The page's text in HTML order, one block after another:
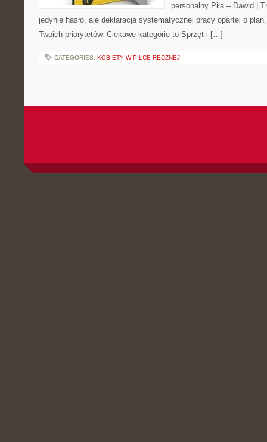
personalny Piła – Dawid |
jedynie hasło, ale deklaracja systematycznej pracy opartej o
Twoich priorytetów. Ciekawe kategorie to Sprzęt i […]
CATEGORIES: KOBIETY W PIŁCE RĘCZNEJ